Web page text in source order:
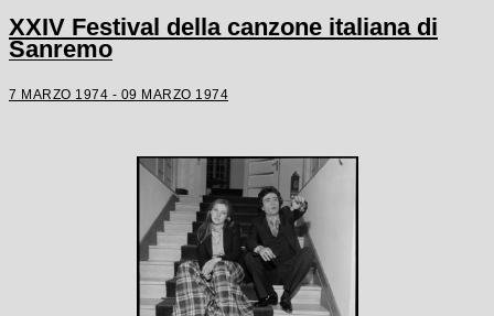
XXIV Festival della canzone italiana di
Sanremo
7 MARZO 1974 - 09 MARZO 1974